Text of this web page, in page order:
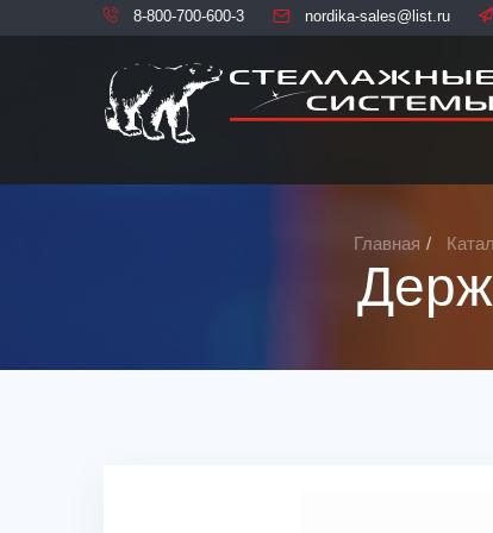
8-800-700-600-3 nordika-sales@list.ru
Главная